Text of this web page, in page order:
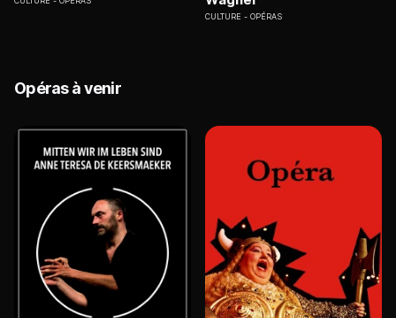
CULTURE OPÉRAS
Opéras à venir